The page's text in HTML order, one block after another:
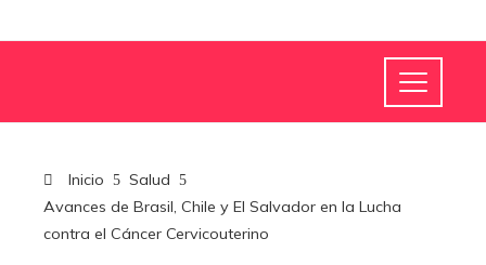
Inicio
Salud
Avances de Brasil, Chile y El Salvador en la Lucha
contra el Cáncer Cervicouterino